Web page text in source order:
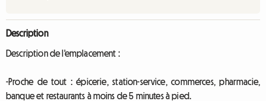
Description
Description de l'emplacement :
-Proche de tout : épicerie, station-service, commerces, pharmacie,
banque et restaurants à moins de 5 minutes à pied.